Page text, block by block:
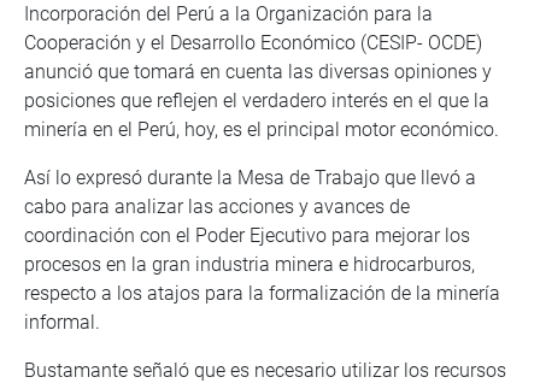
Incorporación del Perú a la Organización para la
Cooperación y el Desarrollo Económico (CESIP- OCDE)
anunció que tomará en cuenta las diversas opiniones y
posiciones que reflejen el verdadero interés en el que la
minería en el Perú, hoy, es el principal motor económico.
Así lo expresó durante la Mesa de Trabajo que llevó a
cabo para analizar las acciones y avances de
coordinación con el Poder Ejecutivo para mejorar los
procesos en la gran industria minera e hidrocarburos,
respecto a los atajos para la formalización de la minería
informal.
Bustamante señaló que es necesario utilizar los recursos